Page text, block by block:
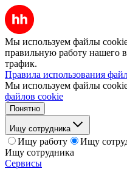
Мы используем файлы
правильную работу нашего
трафик.
Правила использования
Мы используем файлы
файлов cookie
Понятно
Ищу сотрудника
Ищу работу
Ищу
Ищу сотрудника
Сервисы